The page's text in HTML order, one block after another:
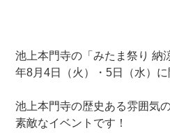
池上本門寺の「みたま祭り 納
年8月4日（火）・5日（水）に
池上本門寺の歴史ある雰囲気
素敵なイベントです！